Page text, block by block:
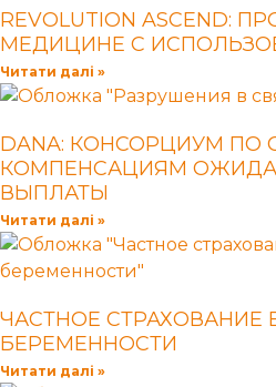
REVOLUTION ASCEND:
МЕДИЦИНЕ С
Читати далі »
DANA: КОНСОРЦИУМ ПО
КОМПЕНСАЦИЯМ
ВЫПЛАТЫ
Читати далі »
ЧАСТНОЕ СТРАХОВАНИЕ
БЕРЕМЕННОСТИ
Читати далі »